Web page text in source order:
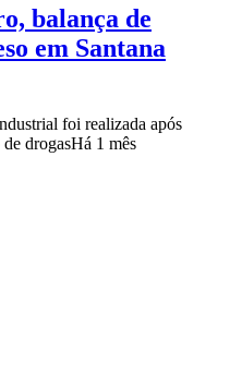
balança de
em Santana
foi realizada após
drogasHá 1 mês